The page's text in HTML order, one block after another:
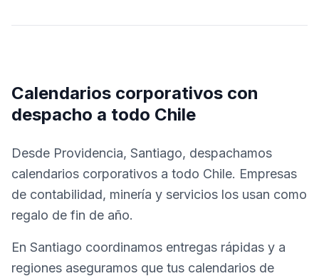
Calendarios corporativos con
despacho a todo Chile
Desde Providencia, Santiago, despachamos
calendarios corporativos a todo Chile. Empresas
de contabilidad, minería y servicios los usan como
regalo de fin de año.
En Santiago coordinamos entregas rápidas y a
regiones aseguramos que tus calendarios de